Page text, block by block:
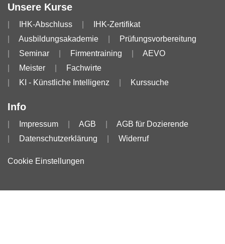
Unsere Kurse
IHK-Abschluss
IHK-Zertifikat
Ausbildungsakademie
Prüfungsvorbereitung
Seminar
Firmentraining
AEVO
Meister
Fachwirte
KI - Künstliche Intelligenz
Kurssuche
Info
Impressum AGB
AGB für Dozierende
Datenschutzerklärung
Widerruf
Cookie Einstellungen